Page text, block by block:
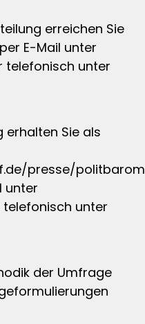
erreichen Sie
E-Mail unter
telefonisch unter
erhalten Sie als
presse/
unter
telefonisch unter
der Umfrage